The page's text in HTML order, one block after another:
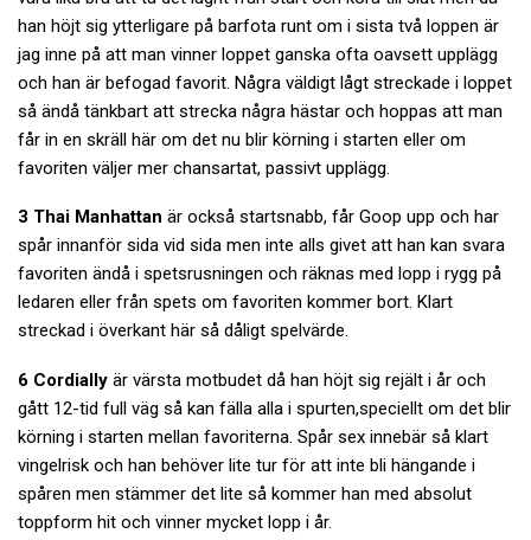
han höjt sig ytterligare på barfota runt om i sista två loppen är
jag inne på att man vinner loppet ganska ofta oavsett upplägg
och han är befogad favorit. Några väldigt lågt streckade i loppet
så ändå tänkbart att strecka några hästar och hoppas att man
får in en skräll här om det nu blir körning i starten eller om
favoriten väljer mer chansartat, passivt upplägg.
3 Thai Manhattan är också startsnabb, får Goop upp och har
spår innanför sida vid sida men inte alls givet att han kan svara
favoriten ändå i spetsrusningen och räknas med lopp i rygg på
ledaren eller från spets om favoriten kommer bort. Klart
streckad i överkant här så dåligt spelvärde.
6 Cordially är värsta motbudet då han höjt sig rejält i år och
gått 12-tid full väg så kan fälla alla i spurten,speciellt om det blir
körning i starten mellan favoriterna. Spår sex innebär så klart
vingelrisk och han behöver lite tur för att inte bli hängande i
spåren men stämmer det lite så kommer han med absolut
toppform hit och vinner mycket lopp i år.